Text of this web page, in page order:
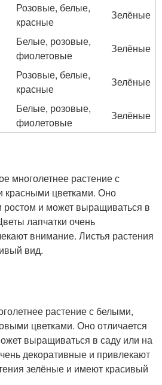
Розовые, белые,
красные
Зелёные
Белые, розовые,
фиолетовые
Зелёные
Розовые, белые,
красные
Зелёные
Белые, розовые,
фиолетовые
Зелёные
многолетнее растение с
цветками. Оно
ростом и может выращиваться в
лапчатки очень
внимание. Листья растения
вид.
растение с белыми,
цветками. Оно отличается
выращиваться в саду или на
декоративные и привлекают
зелёные и имеют красивый